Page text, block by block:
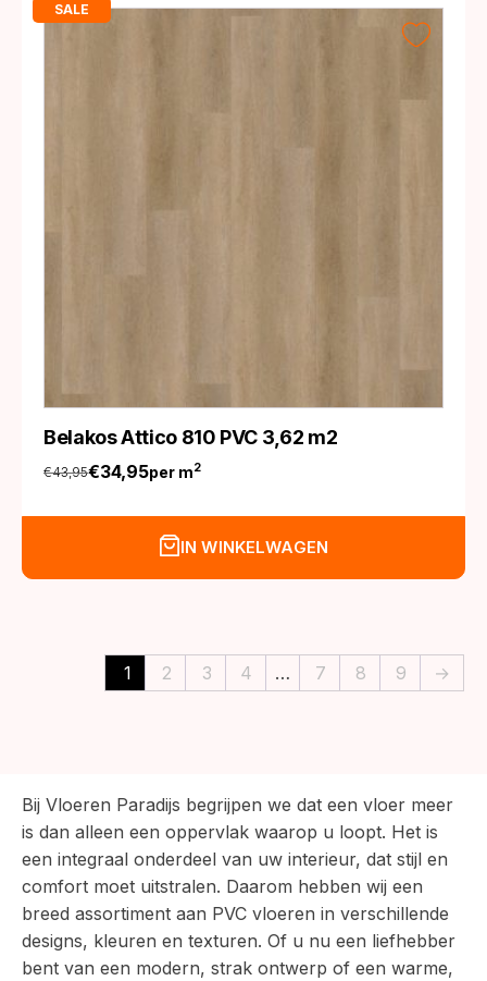
SALE
Belakos Attico 810 PVC 3,62 m2
€43,95
Oorspronkelijke
prijs
€34,95
Huidige
prijs
per m2
IN WINKELWAGEN
1 2 3 4 … 7 8 9 →
Bij Vloeren Paradijs begrijpen we dat een vloer meer
is dan alleen een oppervlak waarop u loopt. Het is
een integraal onderdeel van uw interieur, dat stijl en
comfort moet uitstralen. Daarom hebben wij een
breed assortiment aan PVC vloeren in verschillende
designs, kleuren en texturen. Of u nu een liefhebber
bent van een modern, strak ontwerp of een warme,